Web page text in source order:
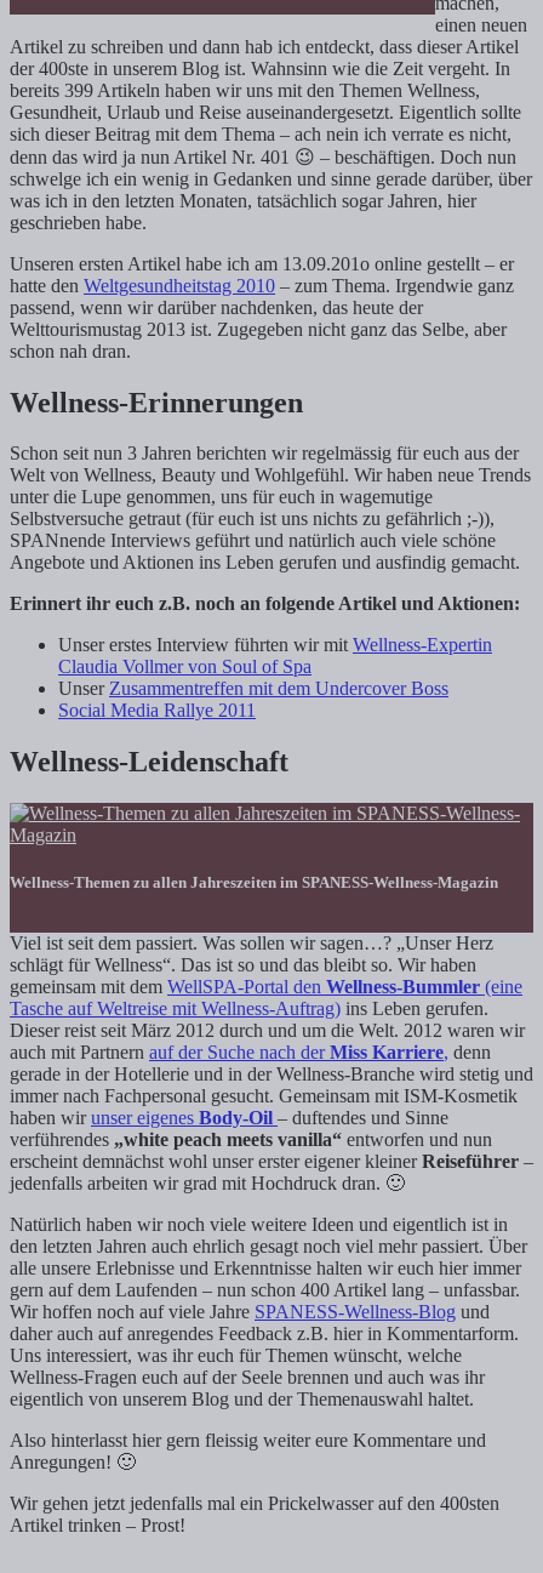
einen neuen
Artikel zu schreiben und dann hab ich entdeckt, dass dieser Artikel
der 400ste in unserem Blog ist. Wahnsinn wie die Zeit vergeht. In
bereits 399 Artikeln haben wir uns mit den Themen Wellness,
Gesundheit, Urlaub und Reise auseinandergesetzt. Eigentlich sollte
sich dieser Beitrag mit dem Thema – ach nein ich verrate es nicht,
denn das wird ja nun Artikel Nr. 401 😉 – beschäftigen. Doch nun
schwelge ich ein wenig in Gedanken und sinne gerade darüber, über
was ich in den letzten Monaten, tatsächlich sogar Jahren, hier
geschrieben habe.
Unseren ersten Artikel habe ich am 13.09.201o online gestellt – er
hatte den Weltgesundheitstag 2010 – zum Thema. Irgendwie ganz
passend, wenn wir darüber nachdenken, das heute der
Welttourismustag 2013 ist. Zugegeben nicht ganz das Selbe, aber
schon nah dran.
Wellness-Erinnerungen
Schon seit nun 3 Jahren berichten wir regelmässig für euch aus der
Welt von Wellness, Beauty und Wohlgefühl. Wir haben neue Trends
unter die Lupe genommen, uns für euch in wagemutige
Selbstversuche getraut (für euch ist uns nichts zu gefährlich ;-)),
SPANnende Interviews geführt und natürlich auch viele schöne
Angebote und Aktionen ins Leben gerufen und ausfindig gemacht.
Erinnert ihr euch z.B. noch an folgende Artikel und Aktionen:
Unser erstes Interview führten wir mitWellness-Expertin
Claudia Vollmer von Soul of Spa
UnserZusammentreffen mit dem Undercover Boss
Social Media Rallye 2011
Wellness-Leidenschaft
Wellness-Themen zu allen Jahreszeiten im SPANESS-Wellness-Magazin
Viel ist seit dem passiert. Was sollen wir sagen…? „Unser Herz
schlägt für Wellness“. Das ist so und das bleibt so. Wir haben
gemeinsam mit dem WellSPA-Portal den Wellness-Bummler (eine
Tasche auf Weltreise mit Wellness-Auftrag) ins Leben gerufen.
Dieser reist seit März 2012 durch und um die Welt. 2012 waren wir
auch mit Partnern auf der Suche nach derMiss Karriere, denn
gerade in der Hotellerie und in der Wellness-Branche wird stetig und
immer nach Fachpersonal gesucht. Gemeinsam mit ISM-Kosmetik
haben wirunser eigenes Body-Oil – duftendes und Sinne
verführendes „white peach meets vanilla“ entworfen und nun
erscheint demnächst wohl unser erster eigener kleinerReiseführer –
jedenfalls arbeiten wir grad mit Hochdruck dran. 🙂
Natürlich haben wir noch viele weitere Ideen und eigentlich ist in
den letzten Jahren auch ehrlich gesagt noch viel mehr passiert. Über
alle unsere Erlebnisse und Erkenntnisse halten wir euch hier immer
gern auf dem Laufenden – nun schon 400 Artikel lang – unfassbar.
Wir hoffen noch auf viele Jahre SPANESS-Wellness-Blog und
daher auch auf anregendes Feedback z.B. hier in Kommentarform.
Uns interessiert, was ihr euch für Themen wünscht, welche
Wellness-Fragen euch auf der Seele brennen und auch was ihr
eigentlich von unserem Blog und der Themenauswahl haltet.
Also hinterlasst hier gern fleissig weiter eure Kommentare und
Anregungen! 🙂
Wir gehen jetzt jedenfalls mal ein Prickelwasser auf den 400sten
Artikel trinken – Prost!